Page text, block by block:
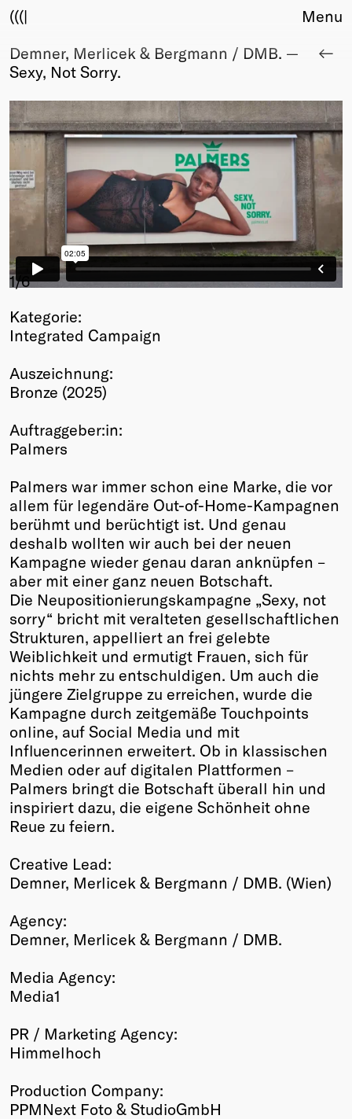
(((|
About
Club
Sponsors
Fair Work
TBD
Events
Upcoming
Past
Membership
Info
Young Creatives
Friends of Creativity
Winners
2026
Annual
Menu
Demner, Merlicek & Bergmann / DMB. —
Sexy, Not Sorry.
1/6
Kategorie:
Integrated Campaign
Auszeichnung:
Bronze (2025)
Auftraggeber:in:
Palmers
Palmers war immer schon eine Marke, die vor
allem für legendäre Out-of-Home-Kampagnen
berühmt und berüchtigt ist. Und genau
deshalb wollten wir auch bei der neuen
Kampagne wieder genau daran anknüpfen –
aber mit einer ganz neuen Botschaft.
Die Neupositionierungskampagne „Sexy, not
sorry“ bricht mit veralteten gesellschaftlichen
Strukturen, appelliert an frei gelebte
Weiblichkeit und ermutigt Frauen, sich für
nichts mehr zu entschuldigen. Um auch die
jüngere Zielgruppe zu erreichen, wurde die
Kampagne durch zeitgemäße Touchpoints
online, auf Social Media und mit
Influencerinnen erweitert. Ob in klassischen
Medien oder auf digitalen Plattformen –
Palmers bringt die Botschaft überall hin und
inspiriert dazu, die eigene Schönheit ohne
Reue zu feiern.
Creative Lead:
Demner, Merlicek & Bergmann / DMB. (Wien)
Agency:
Demner, Merlicek & Bergmann / DMB.
Media Agency:
Media1
PR / Marketing Agency:
Himmelhoch
Production Company:
PPMNext Foto & StudioGmbH